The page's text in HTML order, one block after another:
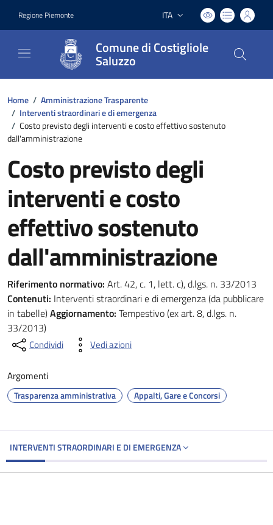
Regione Piemonte Lingua attiva:
ITA
Comune di Costigliole
Saluzzo
Home / Amministrazione Trasparente
/ Interventi straordinari e di emergenza
/ Costo previsto degli interventi e costo effettivo sostenuto
dall'amministrazione
Costo previsto degli
interventi e costo
effettivo sostenuto
dall'amministrazione
Riferimento normativo: Art. 42, c. 1, lett. c), d.lgs. n. 33/2013
Contenuti: Interventi straordinari e di emergenza (da pubblicare
in tabelle)Aggiornamento: Tempestivo (ex art. 8, d.lgs. n.
33/2013)
Condividi Vedi azioni
Argomenti
Trasparenza amministrativa Appalti, Gare e Concorsi
INTERVENTI STRAORDINARI E DI EMERGENZA